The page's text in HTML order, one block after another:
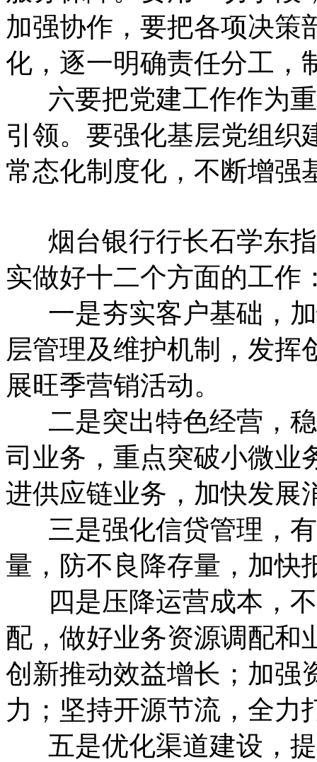
加强协作，要把各项决策
化，逐一明确责任分工，
六要把党建工作作为重
引领。要强化基层党组织
常态化制度化，不断增强
烟台银行行长石学东指
实做好十二个方面的工作
一是夯实客户基础，加
层管理及维护机制，发挥
展旺季营销活动。
二是突出特色经营，稳
司业务，重点突破小微业
进供应链业务，加快发展
三是强化信贷管理，有
量，防不良降存量，加快
四是压降运营成本，不
配，做好业务资源调配和
创新推动效益增长；加强
力；坚持开源节流，全力
五是优化渠道建设，提